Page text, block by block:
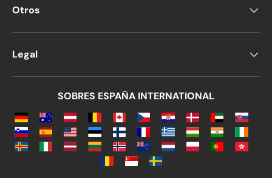
Otros
Legal
SOBRES ESPAÑA INTERNATIONAL